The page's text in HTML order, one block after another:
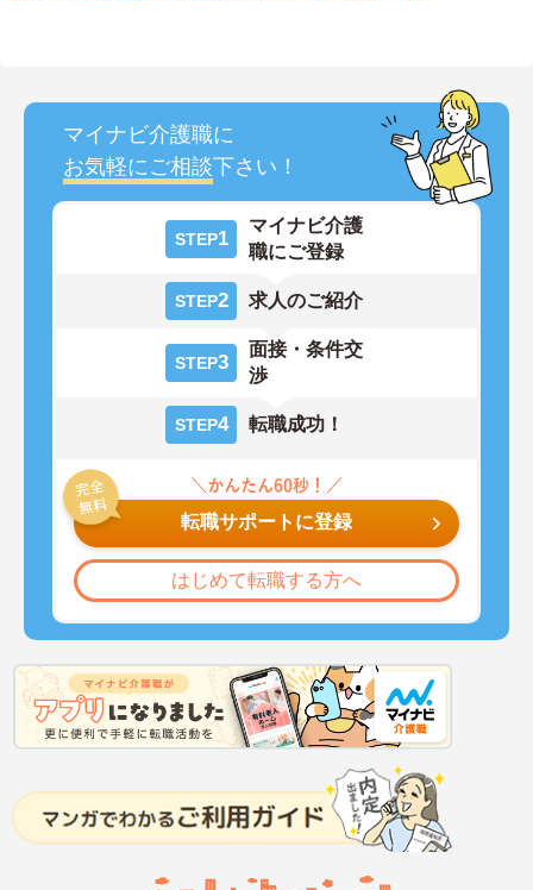
マイナビ介護職に
お気軽にご相談下さい！
STEP1
マイナビ介護
職にご登録
STEP2 求人のご紹介
STEP3
面接・条件交
渉
STEP4 転職成功！
転職サポートに登録
はじめて転職する方へ